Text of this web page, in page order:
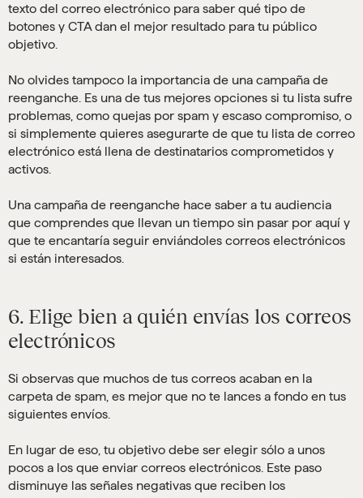
texto del correo electrónico para saber qué tipo de
botones y CTA dan el mejor resultado para tu público
objetivo.
No olvides tampoco la importancia de una campaña de
reenganche. Es una de tus mejores opciones si tu lista sufre
problemas, como quejas por spam y escaso compromiso, o
si simplemente quieres asegurarte de que tu lista de correo
electrónico está llena de destinatarios comprometidos y
activos.
Una campaña de reenganche hace saber a tu audiencia
que comprendes que llevan un tiempo sin pasar por aquí y
que te encantaría seguir enviándoles correos electrónicos
si están interesados.
6. Elige bien a quién envías los correos
electrónicos
Si observas que muchos de tus correos acaban en la
carpeta de spam, es mejor que no te lances a fondo en tus
siguientes envíos.
En lugar de eso, tu objetivo debe ser elegir sólo a unos
pocos a los que enviar correos electrónicos. Este paso
disminuye las señales negativas que reciben los